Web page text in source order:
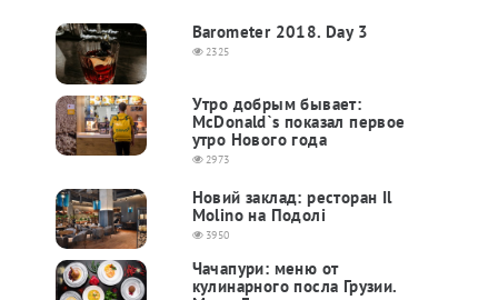
Barometer 2018. Day 3
2325
Утро добрым бывает:
McDonald`s показал первое
утро Нового года
2973
Новий заклад: ресторан Il
Molino на Подолі
3950
Чачапури: меню от
кулинарного посла Грузии.